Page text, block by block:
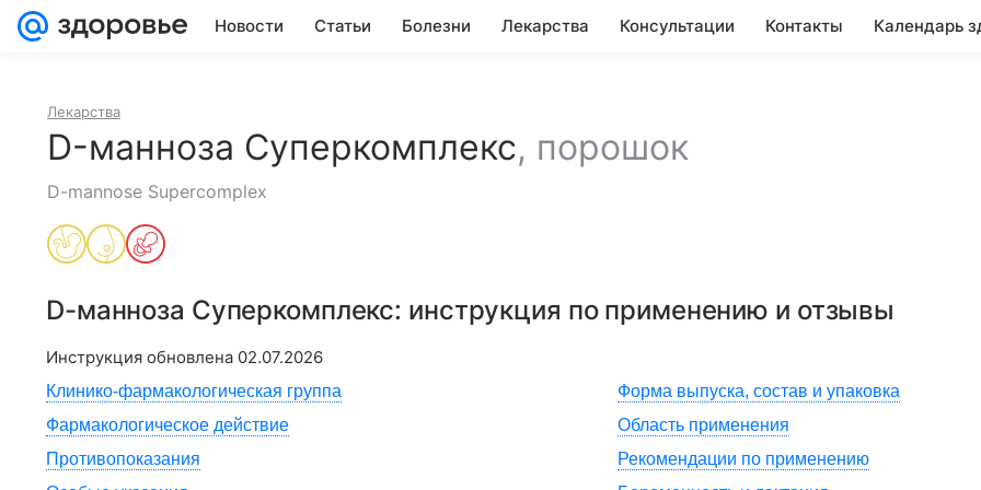
Новости Статьи Болезни Лекарства Консультации Контакты Календарь
Лекарства
D-манноза Суперкомплекс, порошок
D-mannose Supercomplex
D-манноза Суперкомплекс: инструкция по применению и отзывы
Инструкция обновлена 02.07.2026
Клинико-фармакологическая группа
Форма выпуска, состав и упаковка
Фармакологическое действие
Область применения
Противопоказания
Рекомендации по применению